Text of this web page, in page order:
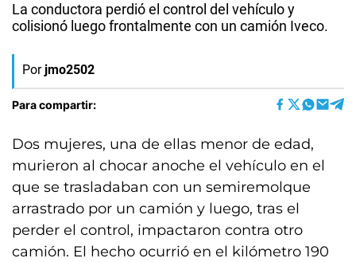
La conductora perdió el control del vehículo y
colisionó luego frontalmente con un camión Iveco.
Por jmo2502
Para compartir:
Dos mujeres, una de ellas menor de edad,
murieron al chocar anoche el vehículo en el
que se trasladaban con un semiremolque
arrastrado por un camión y luego, tras el
perder el control, impactaron contra otro
camión. El hecho ocurrió en el kilómetro 190